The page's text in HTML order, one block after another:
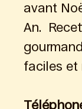
avant
An.
faciles et